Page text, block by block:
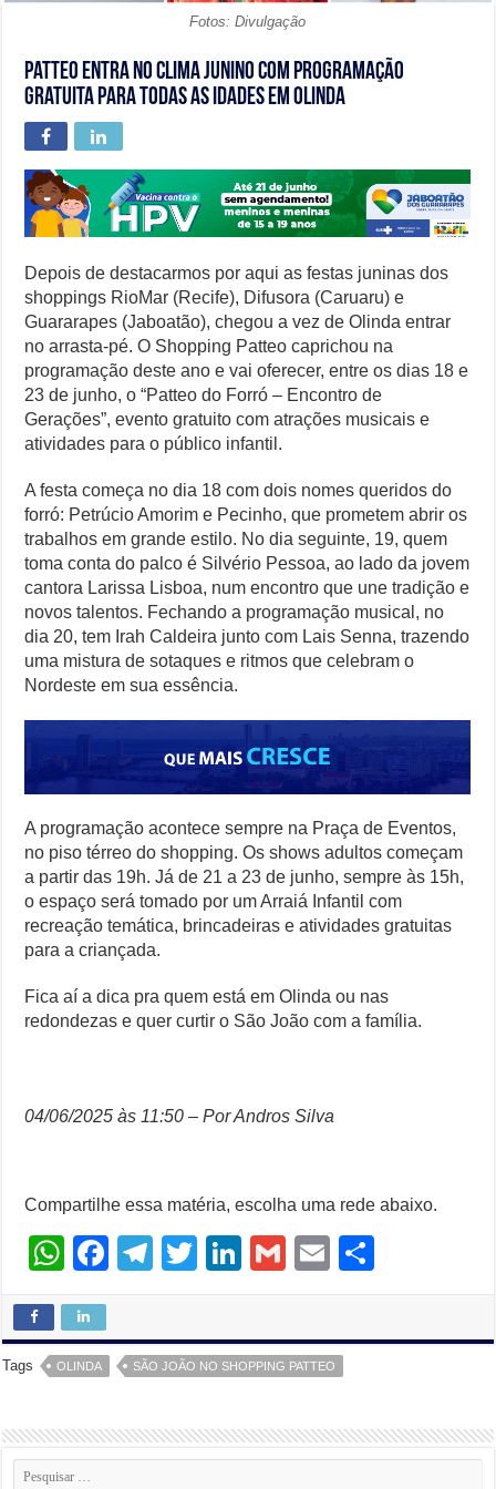
Fotos: Divulgação
Patteo entra no clima junino com programação
gratuita para todas as idades em Olinda
Depois de destacarmos por aqui as festas juninas dos
shoppings RioMar (Recife), Difusora (Caruaru) e
Guararapes (Jaboatão), chegou a vez de Olinda entrar
no arrasta-pé. O Shopping Patteo caprichou na
programação deste ano e vai oferecer, entre os dias 18 e
23 de junho, o “Patteo do Forró – Encontro de
Gerações”, evento gratuito com atrações musicais e
atividades para o público infantil.
A festa começa no dia 18 com dois nomes queridos do
forró: Petrúcio Amorim e Pecinho, que prometem abrir os
trabalhos em grande estilo. No dia seguinte, 19, quem
toma conta do palco é Silvério Pessoa, ao lado da jovem
cantora Larissa Lisboa, num encontro que une tradição e
novos talentos. Fechando a programação musical, no
dia 20, tem Irah Caldeira junto com Lais Senna, trazendo
uma mistura de sotaques e ritmos que celebram o
Nordeste em sua essência.
A programação acontece sempre na Praça de Eventos,
no piso térreo do shopping. Os shows adultos começam
a partir das 19h. Já de 21 a 23 de junho, sempre às 15h,
o espaço será tomado por um Arraiá Infantil com
recreação temática, brincadeiras e atividades gratuitas
para a criançada.
Fica aí a dica pra quem está em Olinda ou nas
redondezas e quer curtir o São João com a família.
04/06/2025 às 11:50 – Por Andros Silva
Compartilhe essa matéria, escolha uma rede abaixo.
W
at
s
p
p
F
e
o
o
T
gr
m
T
er
Li
e
n
G
E
Tags OLINDA SÃO JOÃO NO SHOPPING PATTEO